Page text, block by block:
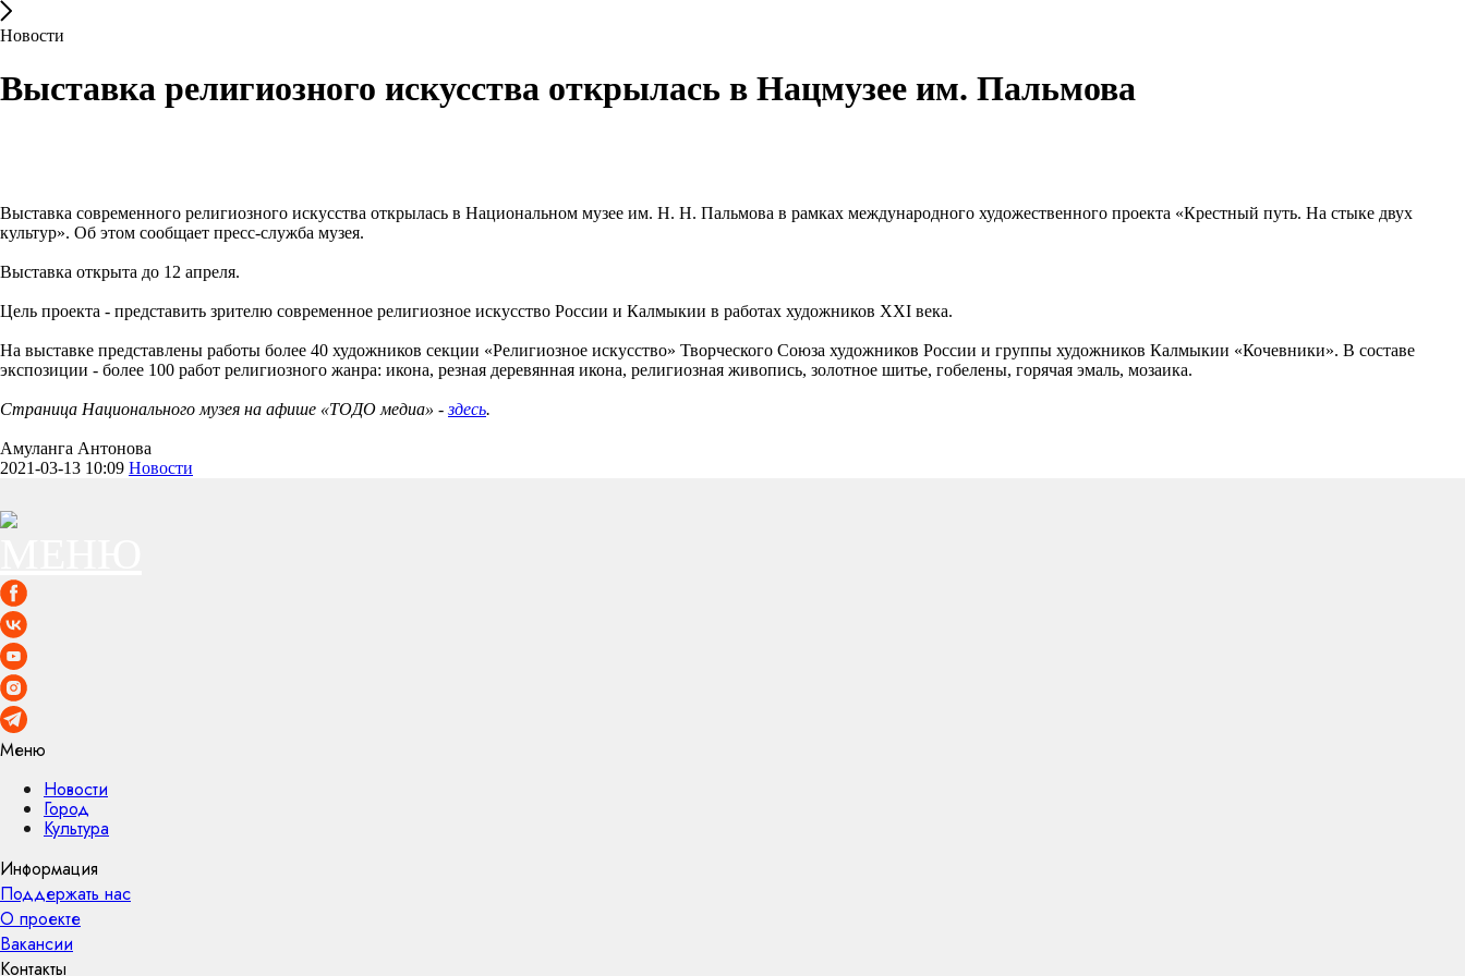
Новости
Выставка религиозного искусства открылась в Нацмузее им. Пальмова
Выставка современного религиозного искусства открылась в Национальном музее им. Н. Н. Пальмова в рамках международного художественного проекта «Крестный путь. На стыке двух
культур». Об этом сообщает пресс-служба музея.
Выставка открыта до 12 апреля.
Цель проекта - представить зрителю современное религиозное искусство России и Калмыкии в работах художников XXI века.
На выставке представлены работы более 40 художников секции «Религиозное искусство» Творческого Союза художников России и группы художников Калмыкии «Кочевники». В составе
экспозиции - более 100 работ религиозного жанра: икона, резная деревянная икона, религиозная живопись, золотное шитье, гобелены, горячая эмаль, мозаика.
Страница Национального музея на афише «ТОДО медиа» -здесь.
Амуланга Антонова
2021-03-13 10:09 Новости
Меню
Новости
Город
Культура
Информация
Поддержать нас
О проекте
Вакансии
Контакты